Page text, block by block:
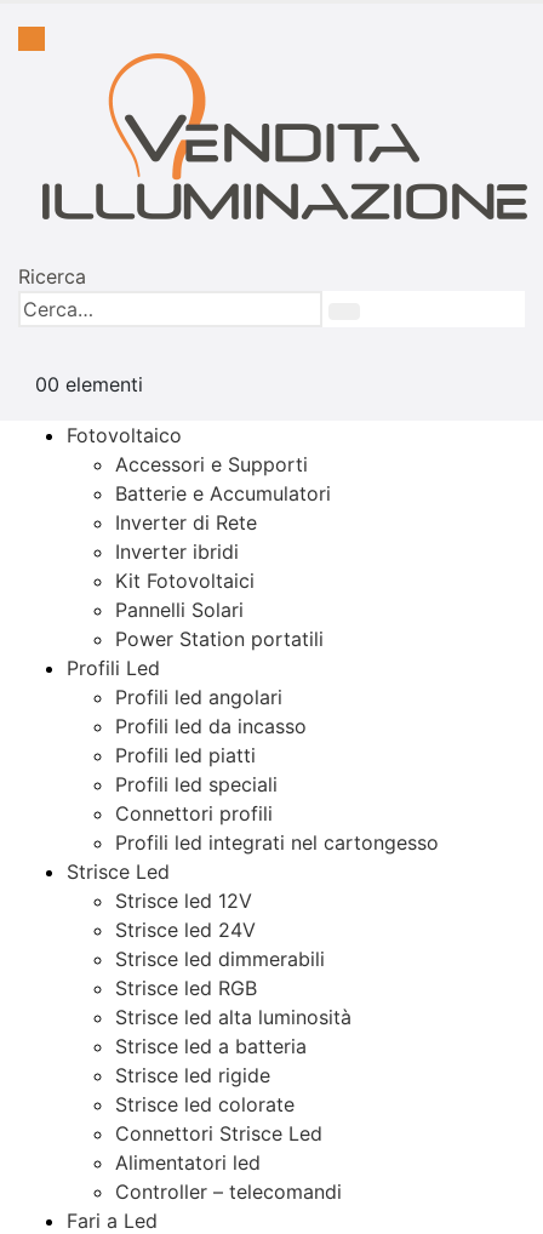
Ricerca
00 elementi
Fotovoltaico
Accessori e Supporti
Batterie e Accumulatori
Inverter di Rete
Inverter ibridi
Kit Fotovoltaici
Pannelli Solari
Power Station portatili
Profili Led
Profili led angolari
Profili led da incasso
Profili led piatti
Profili led speciali
Connettori profili
Profili led integrati nel cartongesso
Strisce Led
Strisce led 12V
Strisce led 24V
Strisce led dimmerabili
Strisce led RGB
Strisce led alta luminosità
Strisce led a batteria
Strisce led rigide
Strisce led colorate
Connettori Strisce Led
Alimentatori led
Controller – telecomandi
Fari a Led